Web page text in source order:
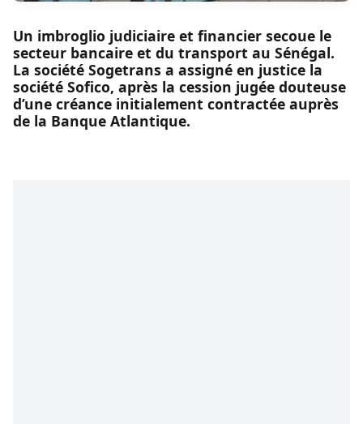
Un imbroglio judiciaire et financier secoue le
secteur bancaire et du transport au Sénégal.
La société Sogetrans a assigné en justice la
société Sofico, après la cession jugée douteuse
d’une créance initialement contractée auprès
de la Banque Atlantique.